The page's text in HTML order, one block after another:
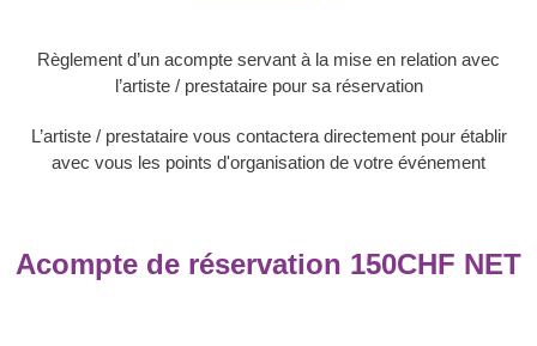
Règlement d’un acompte servant à la mise en relation avec
l’artiste / prestataire pour sa réservation
L’artiste / prestataire vous contactera directement pour établir
avec vous les points d'organisation de votre événement
Acompte de réservation 150CHF NET